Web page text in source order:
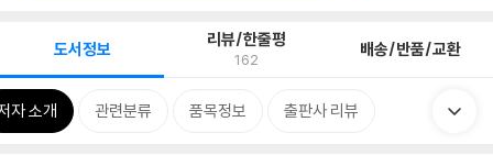
도서정보 리뷰/한줄평
162 배송/반품/교환
자 소개 관련분류 품목정보 출판사 리뷰